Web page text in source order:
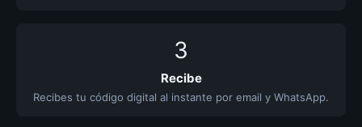
3
Recibe
Recibes tu código digital al instante por email y WhatsApp.